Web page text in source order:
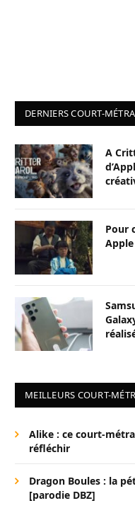
DERNIERS COURT-
A
Pour
MEILLEURS COURT-
Alike : ce court-
réfléchir
Dragon Boules : la
[parodie DBZ]